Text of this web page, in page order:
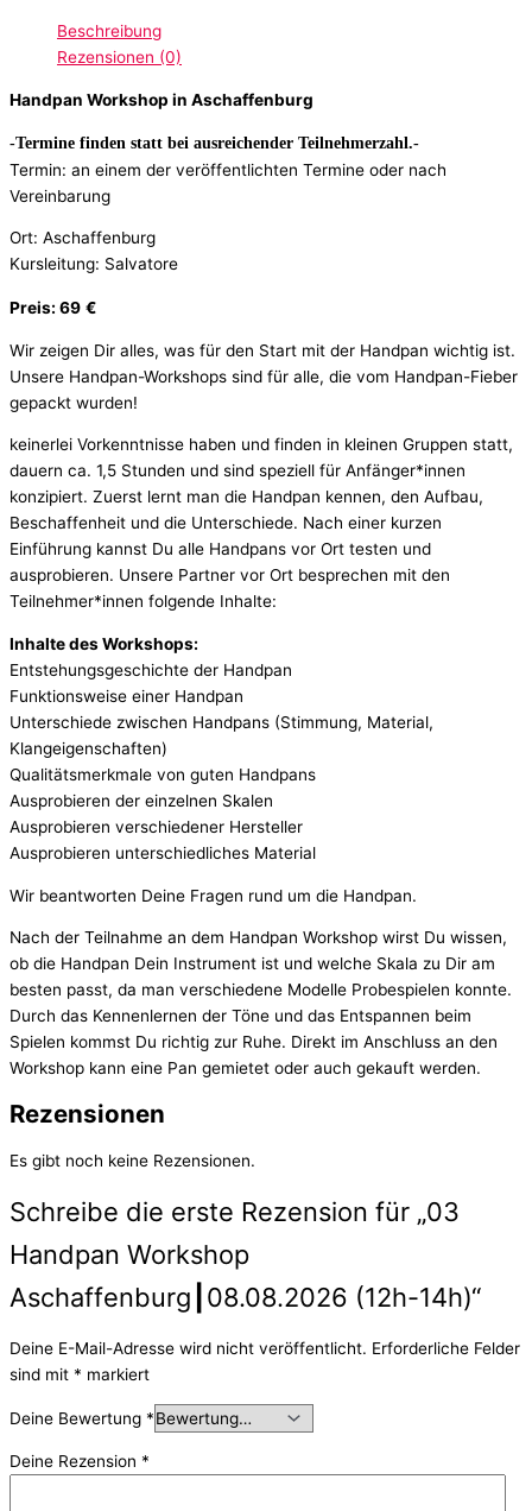
Beschreibung
Rezensionen (0)
Handpan Workshop in Aschaffenburg
-Termine finden statt bei ausreichender Teilnehmerzahl.-
Termin: an einem der veröffentlichten Termine oder nach
Vereinbarung
Ort: Aschaffenburg
Kursleitung: Salvatore
Preis: 69 €
Wir zeigen Dir alles, was für den Start mit der Handpan wichtig ist.
Unsere Handpan-Workshops sind für alle, die vom Handpan-Fieber
gepackt wurden!
keinerlei Vorkenntnisse haben und finden in kleinen Gruppen statt,
dauern ca. 1,5 Stunden und sind speziell für Anfänger*innen
konzipiert. Zuerst lernt man die Handpan kennen, den Aufbau,
Beschaffenheit und die Unterschiede. Nach einer kurzen
Einführung kannst Du alle Handpans vor Ort testen und
ausprobieren. Unsere Partner vor Ort besprechen mit den
Teilnehmer*innen folgende Inhalte:
Inhalte des Workshops:
Entstehungsgeschichte der Handpan
Funktionsweise einer Handpan
Unterschiede zwischen Handpans (Stimmung, Material,
Klangeigenschaften)
Qualitätsmerkmale von guten Handpans
Ausprobieren der einzelnen Skalen
Ausprobieren verschiedener Hersteller
Ausprobieren unterschiedliches Material
Wir beantworten Deine Fragen rund um die Handpan.
Nach der Teilnahme an dem Handpan Workshop wirst Du wissen,
ob die Handpan Dein Instrument ist und welche Skala zu Dir am
besten passt, da man verschiedene Modelle Probespielen konnte.
Durch das Kennenlernen der Töne und das Entspannen beim
Spielen kommst Du richtig zur Ruhe. Direkt im Anschluss an den
Workshop kann eine Pan gemietet oder auch gekauft werden.
Rezensionen
Es gibt noch keine Rezensionen.
Schreibe die erste Rezension für „03
Handpan Workshop
Aschaffenburg┃08.08.2026 (12h-14h)“
Deine E-Mail-Adresse wird nicht veröffentlicht. Erforderliche Felder
sind mit * markiert
Deine Bewertung *
Deine Rezension *